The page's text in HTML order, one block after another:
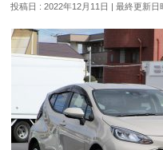
投稿日 : 2022年12月11日 最終更新日